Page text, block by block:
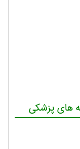
های پزشکی